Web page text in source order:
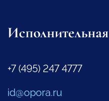
+7 (495) 247 4777
id@opora.ru